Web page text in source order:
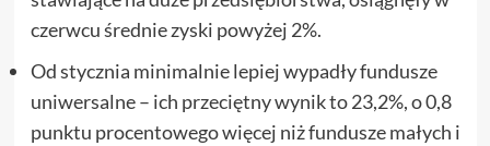
czerwcu średnie zyski powyżej 2%.
Od stycznia minimalnie lepiej wypadły fundusze
uniwersalne – ich przeciętny wynik to 23,2%, o 0,8
punktu procentowego więcej niż fundusze małych i